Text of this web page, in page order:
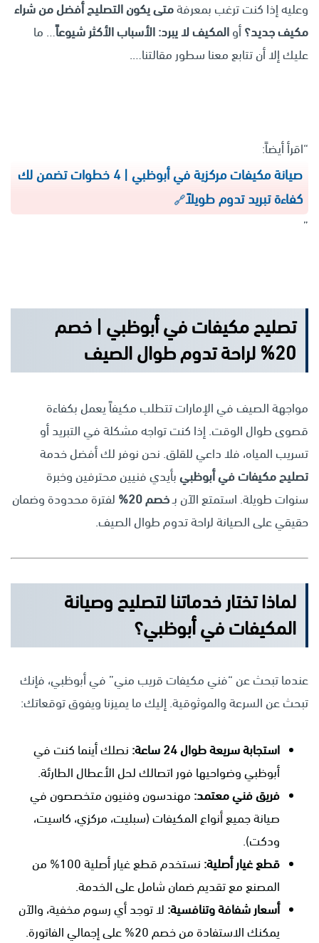
وعليه إذا كنت ترغب بمعرفةمتى يكون التصليح أفضل من شراء
مكيف جديد؟أوالمكيف لا يبرد: الأسباب الأكثر شيوعاً… ما
عليك إلا أن تتابع معنا سطور مقالتنا….
“اقرأ أيضاً:
صيانة مكيفات مركزية في أبوظبي | 4 خطوات تضمن لك
كفاءة تبريد تدوم طويلاً
”
تصليح مكيفات في أبوظبي | خصم
20% لراحة تدوم طوال الصيف
مواجهة الصيف في الإمارات تتطلب مكيفاً يعمل بكفاءة
قصوى طوال الوقت. إذا كنت تواجه مشكلة في التبريد أو
تسريب المياه، فلا داعي للقلق. نحن نوفر لك أفضل خدمة
تصليح مكيفات في أبوظبيبأيدي فنيين محترفين وخبرة
سنوات طويلة. استمتع الآن بـخصم 20%
لفترة محدودة وضمان
حقيقي على الصيانة لراحة تدوم طوال الصيف.
لماذا تختار خدماتنا لتصليح وصيانة
المكيفات في أبوظبي؟
عندما تبحث عن “فني مكيفات قريب مني” في أبوظبي، فإنك
تبحث عن السرعة والموثوقية. إليك ما يميزنا ويفوق توقعاتك:
استجابة سريعة طوال 24 ساعة:
نصلك أينما كنت في
أبوظبي وضواحيها فور اتصالك لحل الأعطال الطارئة.
فريق فني معتمد: مهندسون وفنيون متخصصون في
صيانة جميع أنواع المكيفات (سبليت، مركزي، كاسيت،
ودكت).
قطع غيار أصلية:
نستخدم قطع غيار أصلية 100% من
المصنع مع تقديم ضمان شامل على الخدمة.
أسعار شفافة وتنافسية: لا توجد أي رسوم مخفية، والآن
يمكنك الاستفادة من خصم 20% على إجمالي الفاتورة.